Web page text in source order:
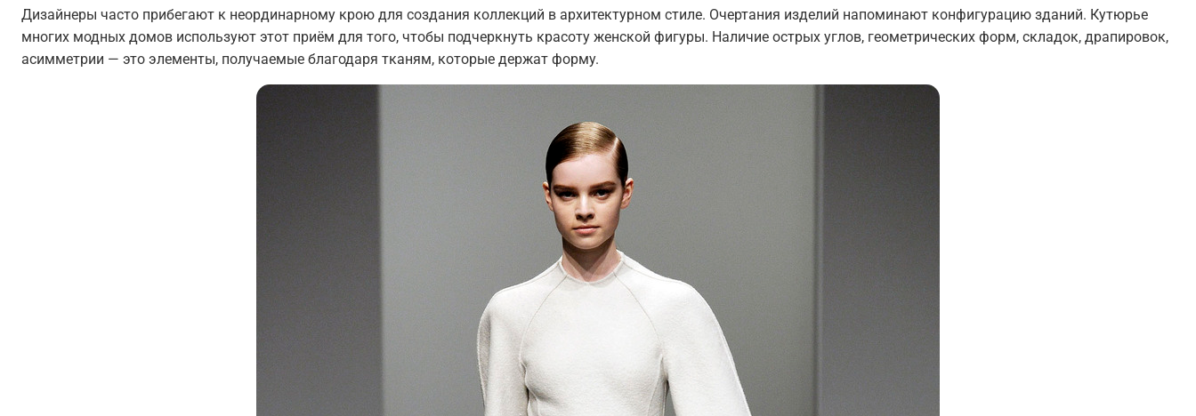
Дизайнеры часто прибегают к неординарному крою для создания коллекций в архитектурном стиле. Очертания изделий напоминают конфигурацию зданий. Кутюрье
многих модных домов используют этот приём для того, чтобы подчеркнуть красоту женской фигуры. Наличие острых углов, геометрических форм, складок, драпировок,
асимметрии — это элементы, получаемые благодаря тканям, которые держат форму.